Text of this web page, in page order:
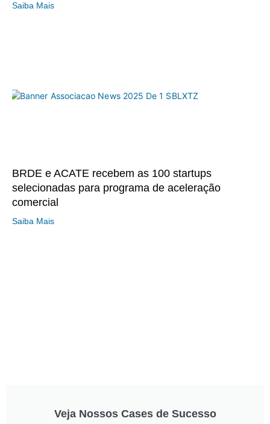
Saiba Mais
BRDE e ACATE recebem as 100 startups
selecionadas para programa de aceleração
comercial
Saiba Mais
Veja Nossos Cases de Sucesso